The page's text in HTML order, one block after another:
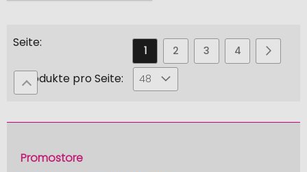
Seite
Sie
lesen
gerade
1 Seite
2 Seite
3 Seite
4 Seite
5
Produkte pro Seite: 48
Promostore